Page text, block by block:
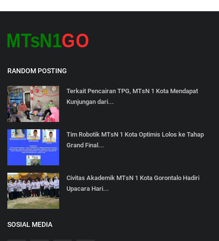
RANDOM POSTING
Terkait Pencairan TPG, MTsN 1 Kota Mendapat
Kunjungan dari...
Tim Robotik MTsN 1 Kota Optimis Lolos ke Tahap
Grand Final...
Civitas Akademik MTsN 1 Kota Gorontalo Hadiri
Upacara Hari...
SOSIAL MEDIA